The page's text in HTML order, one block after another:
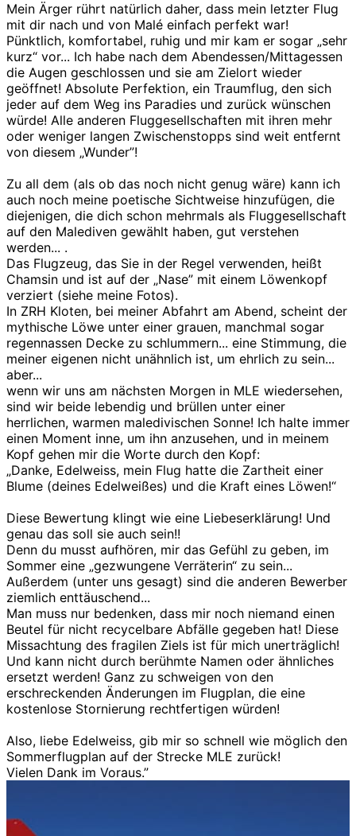
Mein Ärger rührt natürlich daher, dass mein letzter Flug
mit dir nach und von Malé einfach perfekt war!
Pünktlich, komfortabel, ruhig und mir kam er sogar „sehr
kurz“ vor... Ich habe nach dem Abendessen/Mittagessen
die Augen geschlossen und sie am Zielort wieder
geöffnet! Absolute Perfektion, ein Traumflug, den sich
jeder auf dem Weg ins Paradies und zurück wünschen
würde! Alle anderen Fluggesellschaften mit ihren mehr
oder weniger langen Zwischenstopps sind weit entfernt
von diesem „Wunder”!
Zu all dem (als ob das noch nicht genug wäre) kann ich
auch noch meine poetische Sichtweise hinzufügen, die
diejenigen, die dich schon mehrmals als Fluggesellschaft
auf den Malediven gewählt haben, gut verstehen
werden... .
Das Flugzeug, das Sie in der Regel verwenden, heißt
Chamsin und ist auf der „Nase” mit einem Löwenkopf
verziert (siehe meine Fotos).
In ZRH Kloten, bei meiner Abfahrt am Abend, scheint der
mythische Löwe unter einer grauen, manchmal sogar
regennassen Decke zu schlummern... eine Stimmung, die
meiner eigenen nicht unähnlich ist, um ehrlich zu sein...
aber...
wenn wir uns am nächsten Morgen in MLE wiedersehen,
sind wir beide lebendig und brüllen unter einer
herrlichen, warmen maledivischen Sonne! Ich halte immer
einen Moment inne, um ihn anzusehen, und in meinem
Kopf gehen mir die Worte durch den Kopf:
„Danke, Edelweiss, mein Flug hatte die Zartheit einer
Blume (deines Edelweißes) und die Kraft eines Löwen!“
Diese Bewertung klingt wie eine Liebeserklärung! Und
genau das soll sie auch sein!!
Denn du musst aufhören, mir das Gefühl zu geben, im
Sommer eine „gezwungene Verräterin“ zu sein...
Außerdem (unter uns gesagt) sind die anderen Bewerber
ziemlich enttäuschend...
Man muss nur bedenken, dass mir noch niemand einen
Beutel für nicht recycelbare Abfälle gegeben hat! Diese
Missachtung des fragilen Ziels ist für mich unerträglich!
Und kann nicht durch berühmte Namen oder ähnliches
ersetzt werden! Ganz zu schweigen von den
erschreckenden Änderungen im Flugplan, die eine
kostenlose Stornierung rechtfertigen würden!
Also, liebe Edelweiss, gib mir so schnell wie möglich den
Sommerflugplan auf der Strecke MLE zurück!
Vielen Dank im Voraus.”